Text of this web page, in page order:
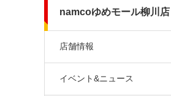
namcoゆめモール柳川店
店舗情報
イベント&ニュース